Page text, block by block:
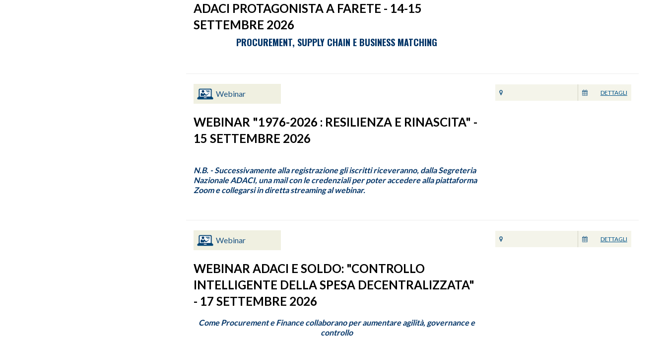
ADACI PROTAGONISTA A FARETE - 14-15
SETTEMBRE 2026
PROCUREMENT, SUPPLY CHAIN E BUSINESS MATCHING
Webinar
WEBINAR "1976-2026 : RESILIENZA E RINASCITA" -
15 SETTEMBRE 2026
N.B. - Successivamente alla registrazione gli iscritti riceveranno, dalla Segreteria
Nazionale ADACI, una mail con le credenziali per poter accedere alla piattaforma
Zoom e collegarsi in diretta streaming al webinar.
DETTAGLI
Webinar
WEBINAR ADACI E SOLDO: "CONTROLLO
INTELLIGENTE DELLA SPESA DECENTRALIZZATA"
- 17 SETTEMBRE 2026
Come Procurement e Finance collaborano per aumentare agilità, governance e
controllo
DETTAGLI